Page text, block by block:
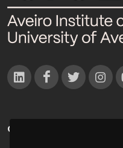
CONTACTOS